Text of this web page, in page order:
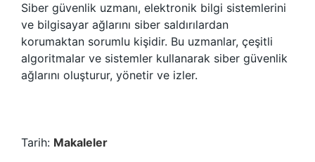
Siber güvenlik uzmanı, elektronik bilgi sistemlerini
ve bilgisayar ağlarını siber saldırılardan
korumaktan sorumlu kişidir. Bu uzmanlar, çeşitli
algoritmalar ve sistemler kullanarak siber güvenlik
ağlarını oluşturur, yönetir ve izler.
Tarih: Makaleler